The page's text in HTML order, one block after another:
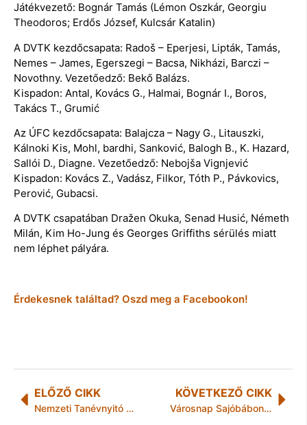
Játékvezető: Bognár Tamás (Lémon Oszkár, Georgiu
Theodoros; Erdős József, Kulcsár Katalin)
A DVTK kezdőcsapata: Radoš – Eperjesi, Lipták, Tamás,
Nemes – James, Egerszegi – Bacsa, Nikházi, Barczi –
Novothny. Vezetőedző: Bekő Balázs.
Kispadon: Antal, Kovács G., Halmai, Bognár I., Boros,
Takács T., Grumić
Az ÚFC kezdőcsapata: Balajcza – Nagy G., Litauszki,
Kálnoki Kis, Mohl, bardhi, Sanković, Balogh B., K. Hazard,
Sallói D., Diagne. Vezetőedző: Nebojša Vignjević
Kispadon: Kovács Z., Vadász, Filkor, Tóth P., Pávkovics,
Perović, Gubacsi.
A DVTK csapatában Dražen Okuka, Senad Husić, Németh
Milán, Kim Ho-Jung és Georges Griffiths sérülés miatt
nem léphet pályára.
Érdekesnek találtad? Oszd meg a Facebookon!
ELŐZŐ CIKK
Nemzeti Tanévnyitó Hejőkeresztúrban
KÖVETKEZŐ CIKK
Városnap Sajóbábonyban